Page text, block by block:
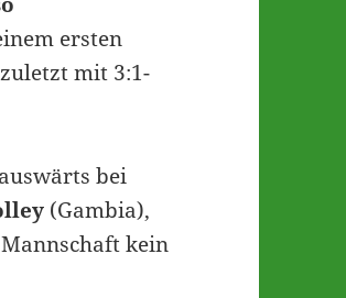
ersten
mit 3:1-
bei
(Gambia),
kein